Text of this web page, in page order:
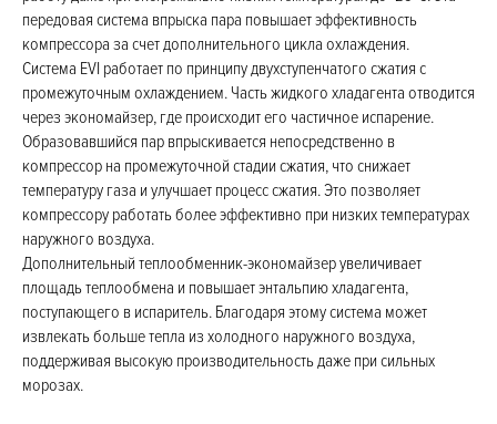
передовая система впрыска пара повышает эффективность
компрессора за счет дополнительного цикла охлаждения.
Система EVI работает по принципу двухступенчатого сжатия с
промежуточным охлаждением. Часть жидкого хладагента отводится
через экономайзер, где происходит его частичное испарение.
Образовавшийся пар впрыскивается непосредственно в
компрессор на промежуточной стадии сжатия, что снижает
температуру газа и улучшает процесс сжатия. Это позволяет
компрессору работать более эффективно при низких температурах
наружного воздуха.
Дополнительный теплообменник-экономайзер увеличивает
площадь теплообмена и повышает энтальпию хладагента,
поступающего в испаритель. Благодаря этому система может
извлекать больше тепла из холодного наружного воздуха,
поддерживая высокую производительность даже при сильных
морозах.